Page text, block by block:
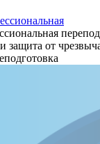
защита от